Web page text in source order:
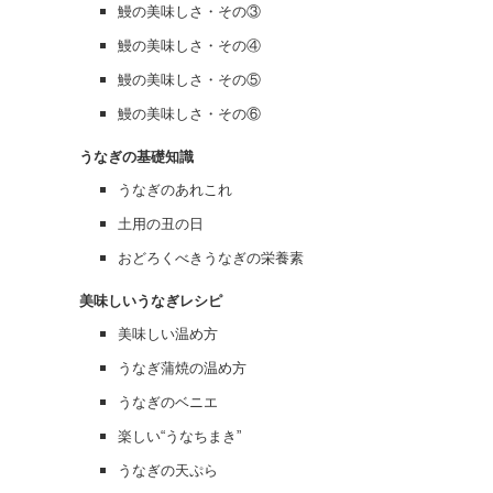
鰻の美味しさ・その③
鰻の美味しさ・その④
鰻の美味しさ・その⑤
鰻の美味しさ・その⑥
うなぎの基礎知識
うなぎのあれこれ
土用の丑の日
おどろくべきうなぎの栄養素
美味しいうなぎレシピ
美味しい温め方
うなぎ蒲焼の温め方
うなぎのベニエ
楽しい“うなちまき”
うなぎの天ぷら